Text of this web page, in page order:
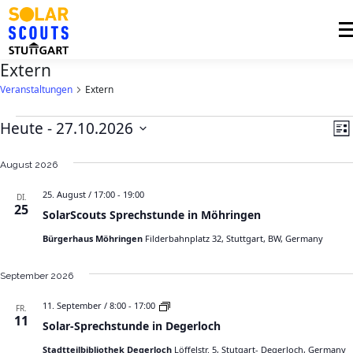
Zum
Inhalt
springen
PHOTOVOLTAIK
Extern
Veranstaltungen Extern
V
r
a
A
s
e
V
r
Heute - 27.10.2026
wählen.
August 2026
DI.
25 SolarScouts Sprechstunde in Möhringen
25. August / 17:00 - 19:00
Bürgerhaus Möhringen Filderbahnplatz 32, Stuttgart, BW, Germany
September 2026
FR.
11 Solar-Sprechstunde in Degerloch
11. September / 8:00 - 17:00
S
l
Stadtteilbibliothek Degerloch Löffelstr. 5, Stutgart- Degerloch, Germany